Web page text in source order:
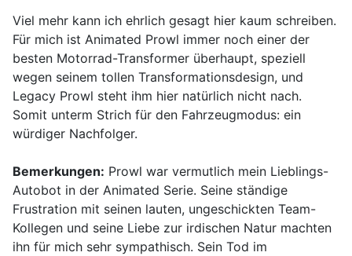
Viel mehr kann ich ehrlich gesagt hier kaum schreiben.
Für mich ist Animated Prowl immer noch einer der
besten Motorrad-Transformer überhaupt, speziell
wegen seinem tollen Transformationsdesign, und
Legacy Prowl steht ihm hier natürlich nicht nach.
Somit unterm Strich für den Fahrzeugmodus: ein
würdiger Nachfolger.
Bemerkungen: Prowl war vermutlich mein Lieblings-
Autobot in der Animated Serie. Seine ständige
Frustration mit seinen lauten, ungeschickten Team-
Kollegen und seine Liebe zur irdischen Natur machten
ihn für mich sehr sympathisch. Sein Tod im